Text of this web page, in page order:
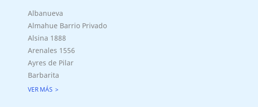
Albanueva
Almahue Barrio Privado
Alsina 1888
Arenales 1556
Ayres de Pilar
Barbarita
VER MÁS